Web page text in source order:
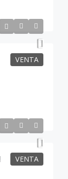
VENTA
VENTA